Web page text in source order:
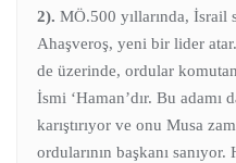
2). MÖ.500 yıllarında, İsrail
Ahaşveroş, yeni bir lider
de üzerinde, ordular
İsmi ‘Haman’dır. Bu
karıştırıyor ve onu Musa
ordularının başkanı